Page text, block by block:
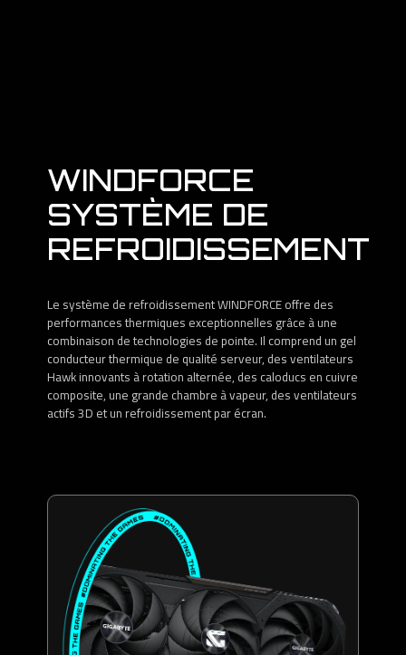
WINDFORCE
SYSTÈME DE
REFROIDISSEMENT
Le système de refroidissement WINDFORCE offre des
performances thermiques exceptionnelles grâce à une
combinaison de technologies de pointe. Il comprend un gel
conducteur thermique de qualité serveur, des ventilateurs
Hawk innovants à rotation alternée, des caloducs en cuivre
composite, une grande chambre à vapeur, des ventilateurs
actifs 3D et un refroidissement par écran.